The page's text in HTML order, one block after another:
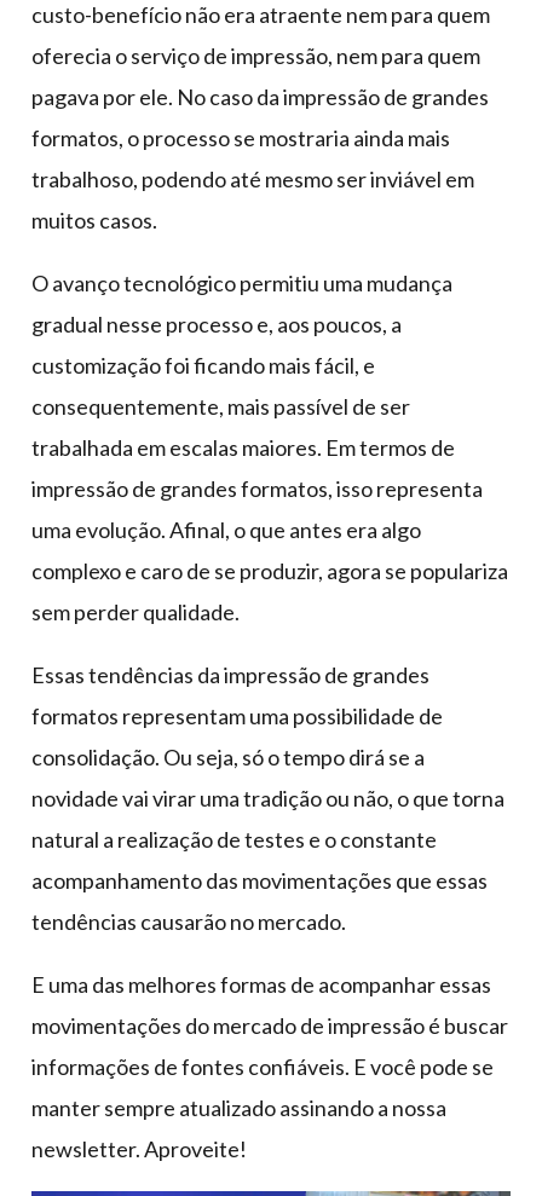
custo-benefício não era atraente nem para quem
oferecia o serviço de impressão, nem para quem
pagava por ele. No caso da impressão de grandes
formatos, o processo se mostraria ainda mais
trabalhoso, podendo até mesmo ser inviável em
muitos casos.
O avanço tecnológico permitiu uma mudança
gradual nesse processo e, aos poucos, a
customização foi ficando mais fácil, e
consequentemente, mais passível de ser
trabalhada em escalas maiores. Em termos de
impressão de grandes formatos, isso representa
uma evolução. Afinal, o que antes era algo
complexo e caro de se produzir, agora se populariza
sem perder qualidade.
Essas tendências da impressão de grandes
formatos representam uma possibilidade de
consolidação. Ou seja, só o tempo dirá se a
novidade vai virar uma tradição ou não, o que torna
natural a realização de testes e o constante
acompanhamento das movimentações que essas
tendências causarão no mercado.
E uma das melhores formas de acompanhar essas
movimentações do mercado de impressão é buscar
informações de fontes confiáveis. E você pode se
manter sempre atualizado assinando a nossa
newsletter. Aproveite!